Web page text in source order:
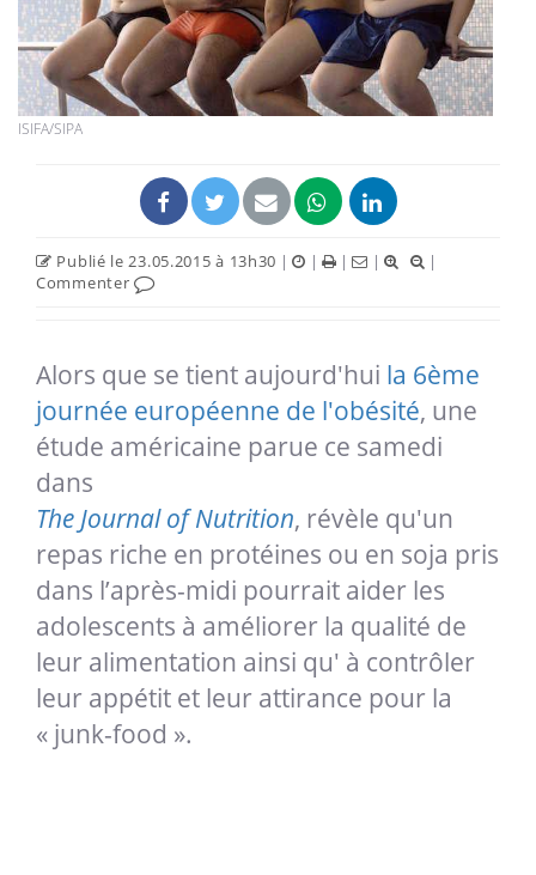
ISIFA/SIPA
Publié le 23.05.2015 à 13h30 | | | |
|
Commenter
Alors que se tient aujourd'hui la 6ème
journée européenne de l'obésité, une
étude américaine parue ce samedi
dans
The Journal of Nutrition, révèle qu'un
repas riche en protéines ou en soja pris
dans l’après-midi pourrait aider les
adolescents à améliorer la qualité de
leur alimentation ainsi qu' à contrôler
leur appétit et leur attirance pour la
« junk-food ».